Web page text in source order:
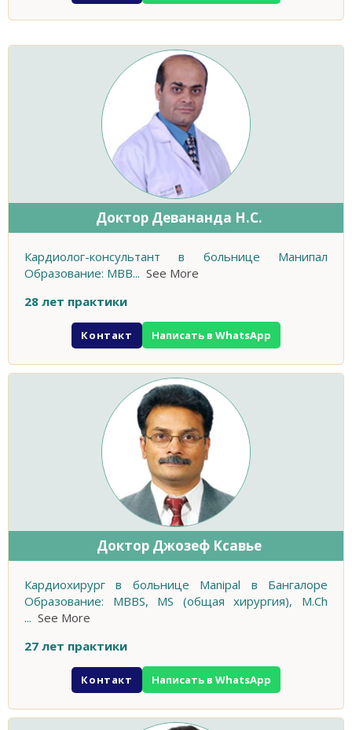
Доктор Девананда Н.С.
Кардиолог-консультант в больнице Манипал
Образование: MBB... See More
28 лет практики
Контакт Написать в WhatsApp
Доктор Джозеф Ксавье
Кардиохирург в больнице Manipal в Бангалоре
Образование: MBBS, MS (общая хирургия), M.Ch
... See More
27 лет практики
Контакт Написать в WhatsApp